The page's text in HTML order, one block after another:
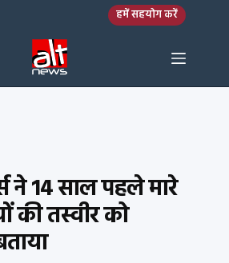
हमें सहयोग करें
ने 14 साल पहले मारे
की तस्वीर को